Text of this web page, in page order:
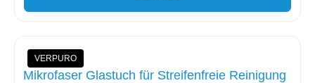
VERPURO
Mikrofaser Glastuch für Streifenfreie Reinigung